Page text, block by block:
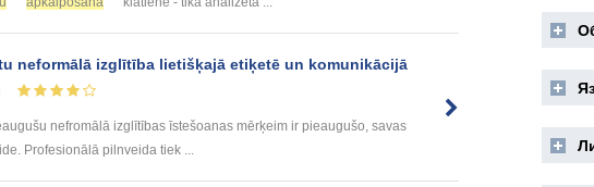
neformālā izglītība lietišķajā etiķetē un komunikācijā
nefromālā izglītības īstešoanas mērķeim ir pieaugušo, savas
Profesionālā pilnveida tiek ...